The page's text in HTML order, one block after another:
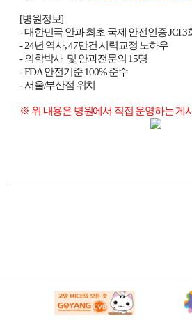
[병원정보]
- 대한민국 안과 최초 국제 안전인증 JCI 3
- 24년 역사, 47만건 시력교정 노하우
- 의학박사  및 안과전문의 15명
- FDA 안전기준 100% 준수
- 서울/부산점 위치
※ 위 내용은 병원에서 직접 운영하는 게